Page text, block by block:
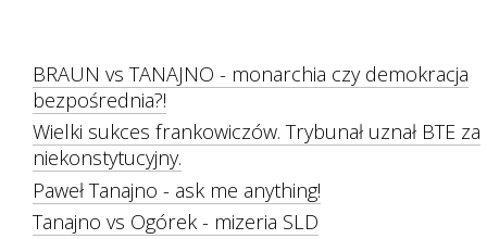
BRAUN vs TANAJNO - monarchia czy demokracja
bezpośrednia?!
Wielki sukces frankowiczów. Trybunał uznał BTE za
niekonstytucyjny.
Paweł Tanajno - ask me anything!
Tanajno vs Ogórek - mizeria SLD